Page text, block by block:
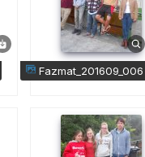
fazmat_201609_006